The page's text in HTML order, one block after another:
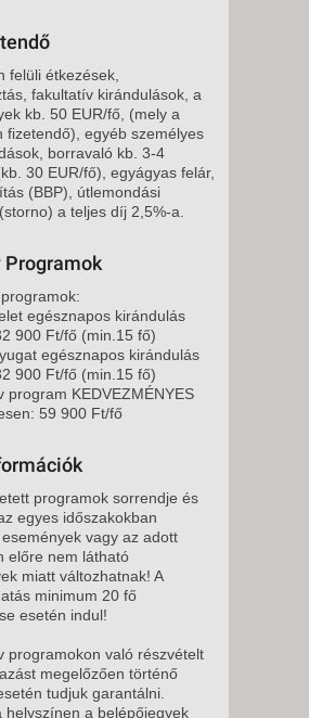
felüli étkezések,
fakultatív kirándulások, a
kb. 50 EUR/fő, (mely a
fizetendő), egyéb személyes
borravaló kb. 3-4
30 EUR/fő), egyágyas felár,
(BBP), útlemondási
a teljes díj 2,5%-a.
egésznapos kirándulás
900 Ft/fő (min.15 fő)
egésznapos kirándulás
900 Ft/fő (min.15 fő)
program KEDVEZMÉNYES
59 900 Ft/fő
programok sorrendje és
egyes időszakokban
vagy az adott
előre nem látható
miatt változhatnak! A
minimum 20 fő
esetén indul!
programokon való részvételt
megelőzően történő
tudjuk garantálni.
helyszínen a belépőjegyek